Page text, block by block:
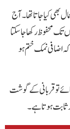
کیا جاتا تھا۔ آج
محفوظ رکھا جا سکتا
اضافی نمک ختم ہو
تو قربانی کے گوشت
ثابت ہوتا ہے۔